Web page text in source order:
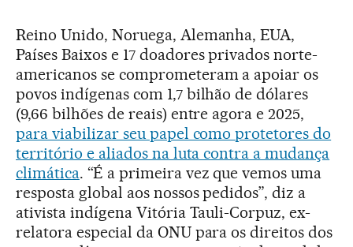
Reino Unido, Noruega, Alemanha, EUA,
Países Baixos e 17 doadores privados norte-
americanos se comprometeram a apoiar os
povos indígenas com 1,7 bilhão de dólares
(9,66 bilhões de reais) entre agora e 2025,
para viabilizar seu papel como protetores do
território e aliados na luta contra a mudança
climática. “É a primeira vez que vemos uma
resposta global aos nossos pedidos”, diz a
ativista indígena Vitória Tauli-Corpuz, ex-
relatora especial da ONU para os direitos dos